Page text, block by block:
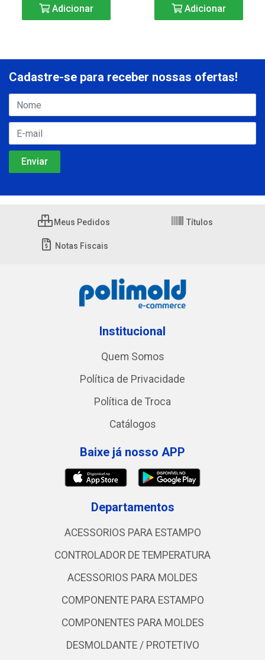
Adicionar Adicionar
Cadastre-se para receber nossas ofertas!
Meus Pedidos Títulos
Notas Fiscais
Institucional
Quem Somos
Política de Privacidade
Política de Troca
Catálogos
Baixe já nosso APP
Departamentos
ACESSORIOS PARA ESTAMPO
CONTROLADOR DE TEMPERATURA
ACESSORIOS PARA MOLDES
COMPONENTE PARA ESTAMPO
COMPONENTES PARA MOLDES
DESMOLDANTE / PROTETIVO